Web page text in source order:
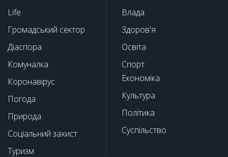
Life
Громадський сектор
Діаспора
Комуналка
Коронавірус
Погода
Природа
Соціальний захист
Туризм
Влада
Здоров'я
Освіта
Спорт
Економіка
Культура
Політика
Суспільство